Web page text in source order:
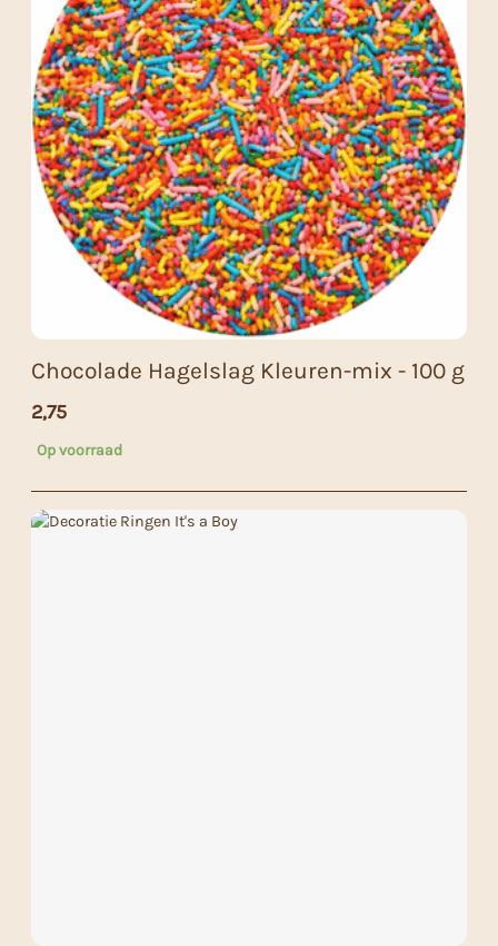
Chocolade Hagelslag Kleuren-mix - 100 g
2,75
Op voorraad